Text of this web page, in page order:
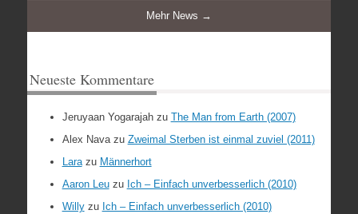
Mehr News →
Neueste Kommentare
Jeruyaan Yogarajahzu The Man from Earth (2007)
Alex Navazu Zweimal Sterben ist einmal zuviel (2011)
Larazu Männerhort
Aaron Leuzu Ich – Einfach unverbesserlich (2010)
Willyzu Ich – Einfach unverbesserlich (2010)